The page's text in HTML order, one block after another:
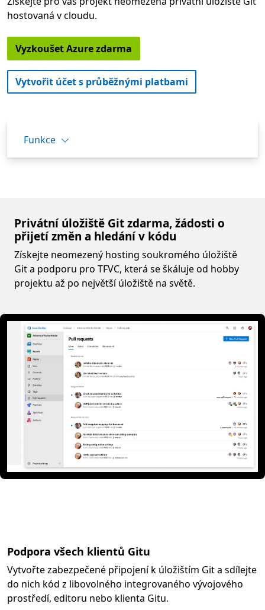
hostovaná v cloudu.
Vyzkoušet Azure zdarma
Vytvořit účet s průběžnými platbami
Funkce
Privátní úložiště Git zdarma, žádosti o
přijetí změn a hledání v kódu
Získejte neomezený hosting soukromého úložiště
Git a podporu pro TFVC, která se škáluje od hobby
projektu až po největší úložiště na světě.
Podpora všech klientů Gitu
Vytvořte zabezpečené připojení k úložištím Git a sdílejte
do nich kód z libovolného integrovaného vývojového
prostředí, editoru nebo klienta Gitu.